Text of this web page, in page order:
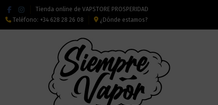
Tienda online de VAPSTORE PROSPERIDAD
Teléfono: +34 628 28 26 08 ¿Dónde estamos?